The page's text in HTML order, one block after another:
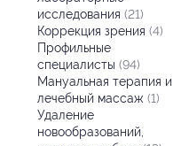
исследования (21)
Коррекция зрения (4)
Профильные
специалисты (94)
Мануальная терапия и
лечебный массаж (1)
Удаление
новообразований,